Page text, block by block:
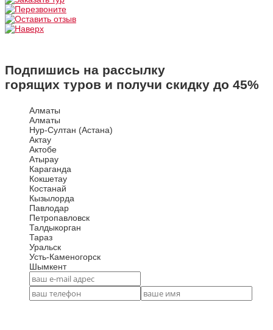
Подпишись на рассылку
горящих туров и получи скидку до 45%
Алматы
Алматы
Нур-Султан (Астана)
Актау
Актобе
Атырау
Караганда
Кокшетау
Костанай
Кызылорда
Павлодар
Петропавловск
Талдыкорган
Тараз
Уральск
Усть-Каменогорск
Шымкент